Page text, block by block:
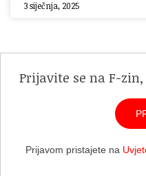
3 siječnja, 2025
Prijavite se na F-
Prijavom pristajete na